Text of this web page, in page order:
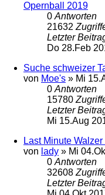
Opernball 2019
0 Antworten
21632
Letzter
Do 28.Feb
Suche schweizer
von Moe's » Mi
0 Antworten
15780
Letzter
Mi 15.Aug
Last Minute
von lady » Mi
0 Antworten
32608
Letzter